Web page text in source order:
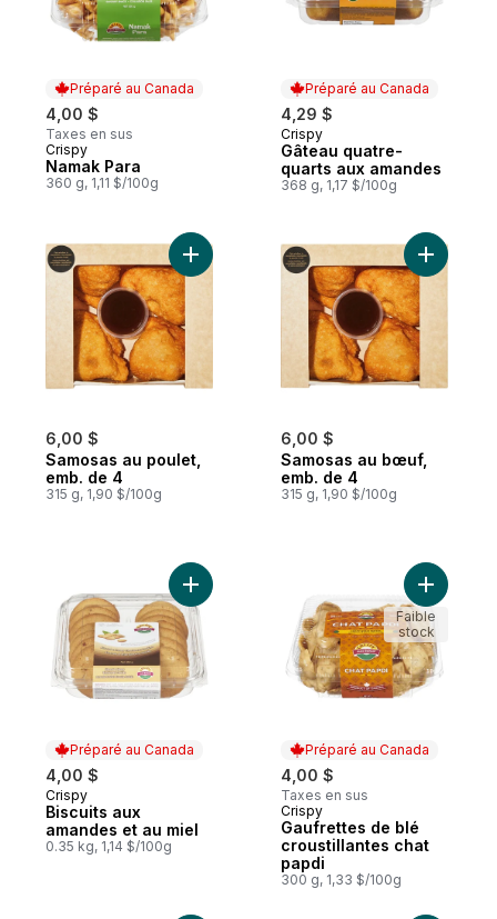
Préparé au Canada
4,00 $
Taxes en sus
Préparé au Canada
Crispy
Namak Para
360 g, 1,11 $/100g
Préparé au Canada
4,29 $
Préparé au Canada
Crispy
Gâteau quatre-
quarts aux amandes
368 g, 1,17 $/100g
6,00 $
Samosas au poulet,
emb. de 4
315 g, 1,90 $/100g
Ajouter Samosas au poulet, emb. de 4 au
6,00 $
Samosas au bœuf,
emb. de 4
315 g, 1,90 $/100g
Ajouter
Préparé au Canada
4,00 $
Préparé au Canada
Crispy
Biscuits aux
amandes et au miel
0.35 kg, 1,14 $/100g
Ajouter Biscuits aux amandes et au miel
Préparé au Canada
4,00 $
Taxes en sus
Préparé au Canada
Crispy
Gaufrettes de blé
croustillantes chat
papdi
300 g, 1,33 $/100g
Ajouter
Faible
stock